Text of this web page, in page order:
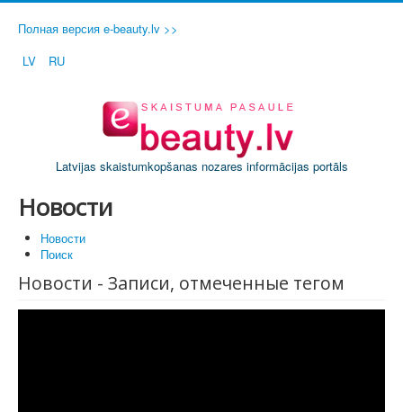
Полная версия e-beauty.lv >>
LV
RU
Latvijas skaistumkopšanas nozares informācijas portāls
Новости
Новости
Поиск
Новости - Записи, отмеченные тегом